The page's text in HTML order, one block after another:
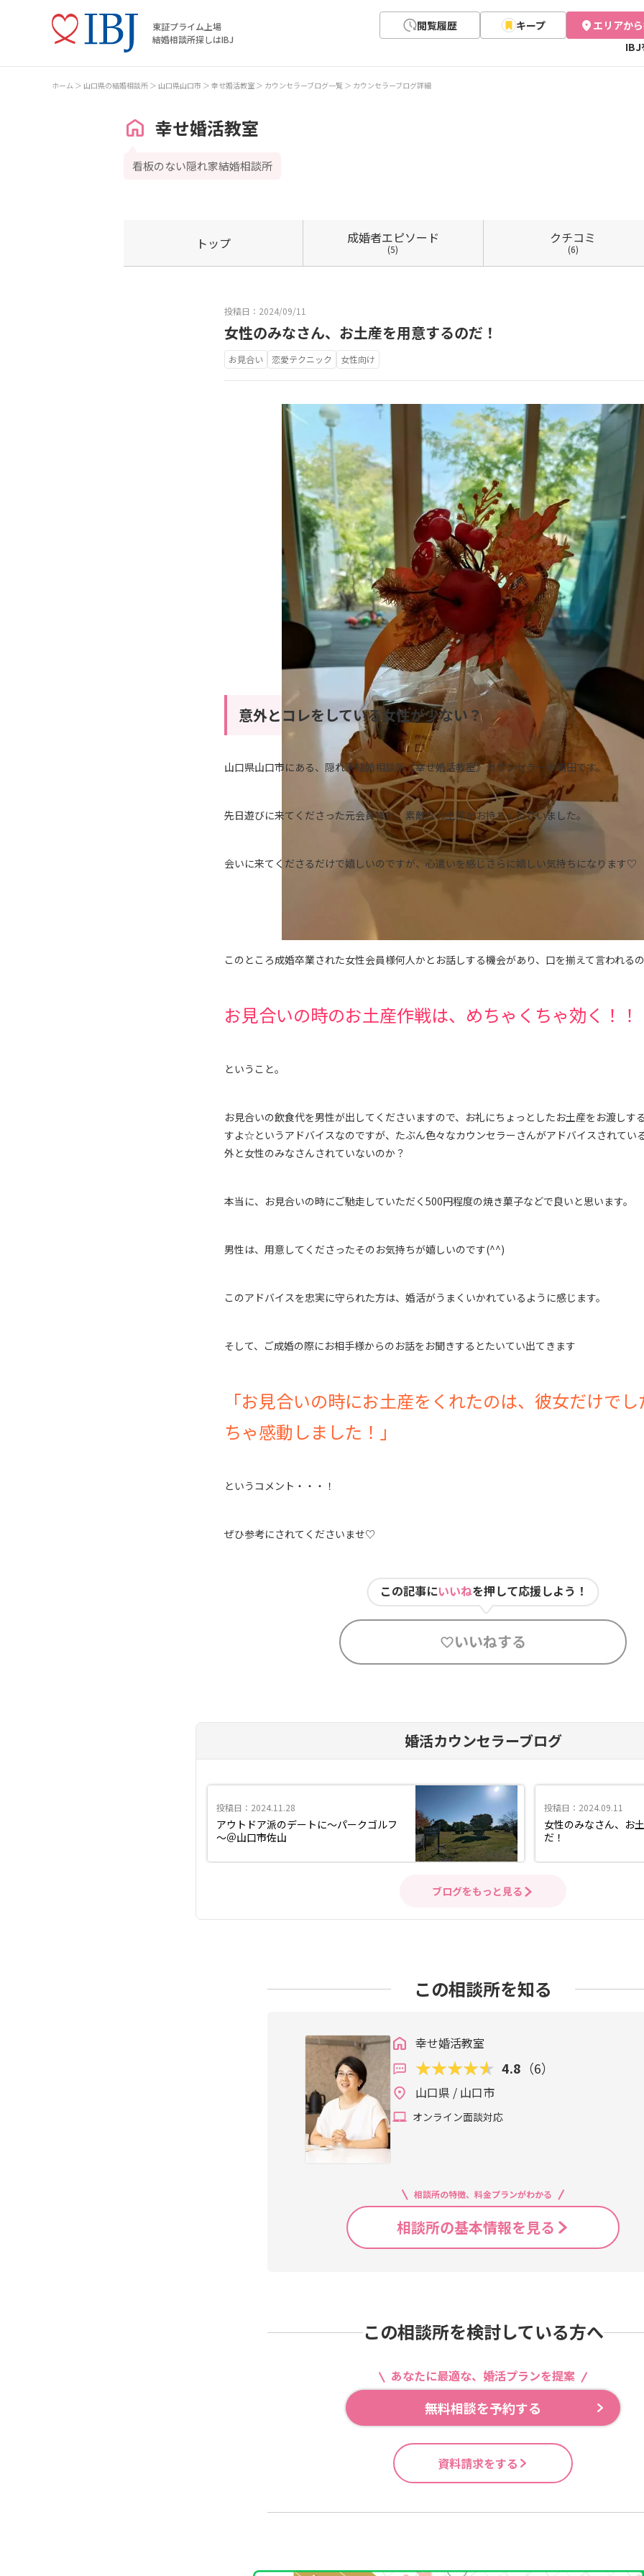
東証プライム上場
結婚相談所探しはIBJ
閲覧履歴 キープ
エリアか
IBJ
ホーム 山口県の結婚相談所 山口県山口市 幸せ婚活教室 カウンセラーブログ一覧 カウンセラーブログ詳細
幸せ婚活教室
看板のない隠れ家結婚相談所
トップ 成婚者エピソード
(5)
クチコミ
(6)
投稿日：2024/09/11
女性のみなさん、お土産を用意するのだ！
お見合い 恋愛テクニック 女性向け
意外とコレをしている女性が少ない？
山口県山口市にある、隠れ家結婚相談所《幸せ婚活教室》カウンセラーの嶋田です。
先日遊びに来てくださった元会員様が、素敵なお土産をお持ちくださいました。
会いに来てくださるだけで嬉しいのですが、心遣いを感じさらに嬉しい気持ちになります♡
このところ成婚卒業された女性会員様何人かとお話しする機会があり、口を揃えて言われる
お見合いの時のお土産作戦は、めちゃくちゃ効く！！
ということ。
お見合いの飲食代を男性が出してくださいますので、お礼にちょっとしたお土産をお渡しす
すよ☆というアドバイスなのですが、たぶん色々なカウンセラーさんがアドバイスされてい
外と女性のみなさんされていないのか？
本当に、お見合いの時にご馳走していただく500円程度の焼き菓子などで良いと思います。
男性は、用意してくださったそのお気持ちが嬉しいのです(^^)
このアドバイスを忠実に守られた方は、婚活がうまくいかれているように感じます。
そして、ご成婚の際にお相手様からのお話をお聞きするとたいてい出てきます
「お見合いの時にお土産をくれたのは、彼女だけで
ちゃ感動しました！」
というコメント・・・！
ぜひ参考にされてくださいませ♡
この記事にいいねを押して応援しよう！
いいねする
婚活カウンセラーブログ
投稿日：2024.11.28
アウトドア派のデートに～パークゴルフ
～＠山口市佐山
投稿日：2024.09.11
女性のみなさん、お
だ！
ブログをもっと見る
この相談所を知る
幸せ婚活教室
4.8 （6）
山口県 / 山口市
オンライン面談対応
相談所の特徴、料金プランがわかる
相談所の基本情報を見る
この相談所を検討している方へ
あなたに最適な、婚活プランを提案
無料相談を予約する
資料請求をする